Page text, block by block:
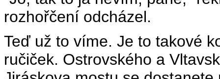
rozhořčení odcházel.
Teď už to víme. Je to takové
ručiček. Ostrovského a